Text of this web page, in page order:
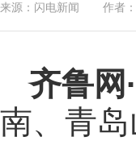
来源： 闪电新闻 作者：
齐鲁网
南、青